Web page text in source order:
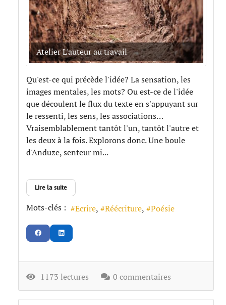
Atelier L'auteur au travail
Qu'est-ce qui précède l'idée? La sensation, les
images mentales, les mots? Ou est-ce de l'idée
que découlent le flux du texte en s'appuyant sur
le ressenti, les sens, les associations…
Vraisemblablement tantôt l'un, tantôt l'autre et
les deux à la fois. Explorons donc. Une boule
d'Anduze, senteur mi...
Lire la suite
Mots-clés : Ecrire Réécriture Poésie
1173 lectures 0 commentaires